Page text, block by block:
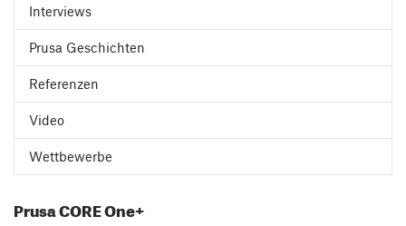
Interviews
Prusa Geschichten
Referenzen
Video
Wettbewerbe
Prusa CORE One+